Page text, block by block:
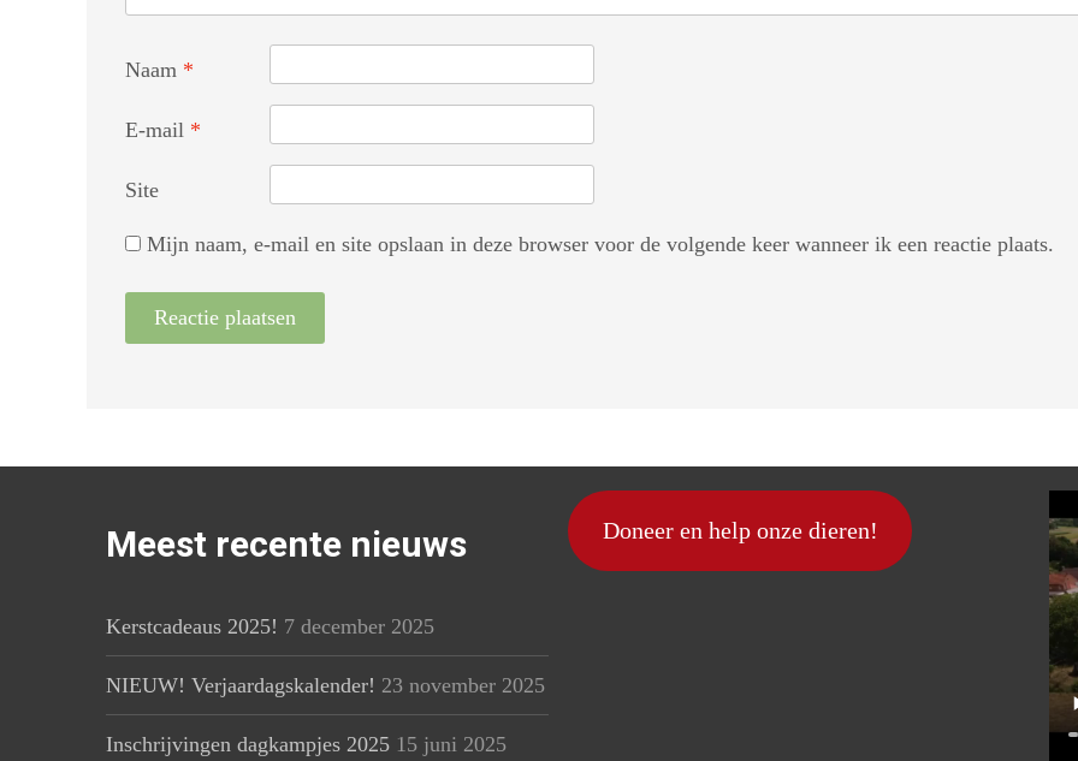
Naam *
E-mail *
Site
Mijn naam, e-mail en site opslaan in deze browser voor de volgende keer wanneer ik een reactie plaats.
Meest recente nieuws
Kerstcadeaus 2025! 7 december 2025
NIEUW! Verjaardagskalender! 23 november 2025
Inschrijvingen dagkampjes 2025 15 juni 2025
Doneer en help onze dieren!